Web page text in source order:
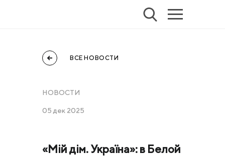
ВСЕ НОВОСТИ
НОВОСТИ
05 дек 2025
«Мій дім. Україна»: в Белой